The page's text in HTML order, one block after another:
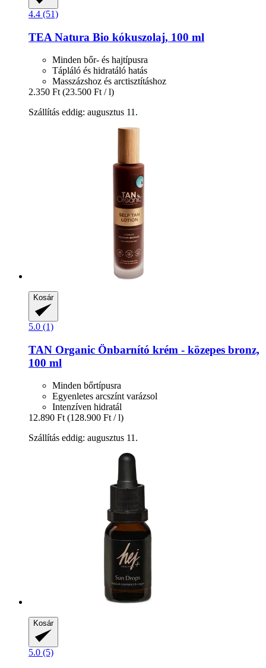
4.4 (51)
TEA Natura Bio kókuszolaj, 100 ml
Minden bőr- és hajtípusra
Tápláló és hidratáló hatás
Masszázshoz és arctisztításhoz
2.350 Ft (23.500 Ft / l)
Szállítás eddig: augusztus 11.
Kosár
5.0 (1)
TAN Organic Önbarnító krém -​ közepes bronz,
100 ml
Minden bőrtípusra
Egyenletes arcszínt varázsol
Intenzíven hidratál
12.890 Ft (128.900 Ft / l)
Szállítás eddig: augusztus 11.
Kosár
5.0 (5)